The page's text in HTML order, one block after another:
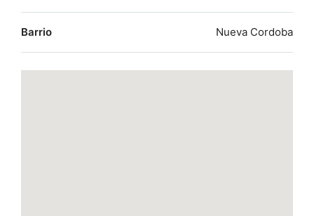
Barrio Nueva Cordoba